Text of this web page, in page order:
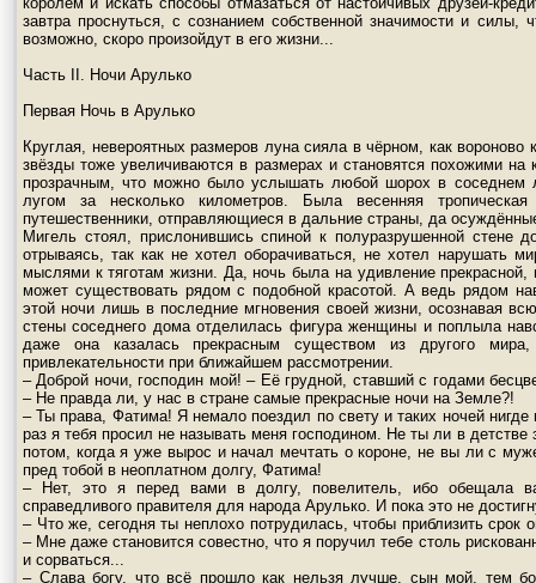
завтра проснуться, с сознанием собственной значимости и силы,
возможно, скоро произойдут в его жизни...
Часть II. Ночи Арулько
Первая Ночь в Арулько
Круглая, невероятных размеров луна сияла в чёрном, как
звёзды тоже увеличиваются в размерах и становятся похожими
прозрачным, что можно было услышать любой шорох в соседнем
лугом за несколько километров. Была весенняя
путешественники, отправляющиеся в дальние страны, да
Мигель стоял, прислонившись спиной к полуразрушенной
отрываясь, так как не хотел оборачиваться, не хотел нарушать
мыслями к тяготам жизни. Да, ночь была на удивление прекрасной,
может существовать рядом с подобной красотой. А ведь рядом
этой ночи лишь в последние мгновения своей жизни, осознавая
стены соседнего дома отделилась фигура женщины и поплыла
даже она казалась прекрасным существом из другого
привлекательности при ближайшем рассмотрении.
– Доброй ночи, господин мой! – Её грудной, ставший с годами
– Не правда ли, у нас в стране самые прекрасные ночи на Земле?!
– Ты права, Фатима! Я немало поездил по свету и таких ночей
раз я тебя просил не называть меня господином. Не ты ли в
потом, когда я уже вырос и начал мечтать о короне, не вы ли с
пред тобой в неоплатном долгу, Фатима!
– Нет, это я перед вами в долгу, повелитель, ибо обещала
справедливого правителя для народа Арулько. И пока это не
– Что же, сегодня ты неплохо потрудилась, чтобы приблизить
– Мне даже становится совестно, что я поручил тебе столь
и сорваться...
– Слава богу, что всё прошло как нельзя лучше, сын мой, тем